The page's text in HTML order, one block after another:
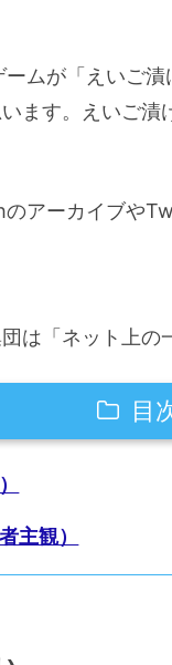
ムが「えいご
ます。えいご
のアーカイブや
は「ネット上の
目
主観）